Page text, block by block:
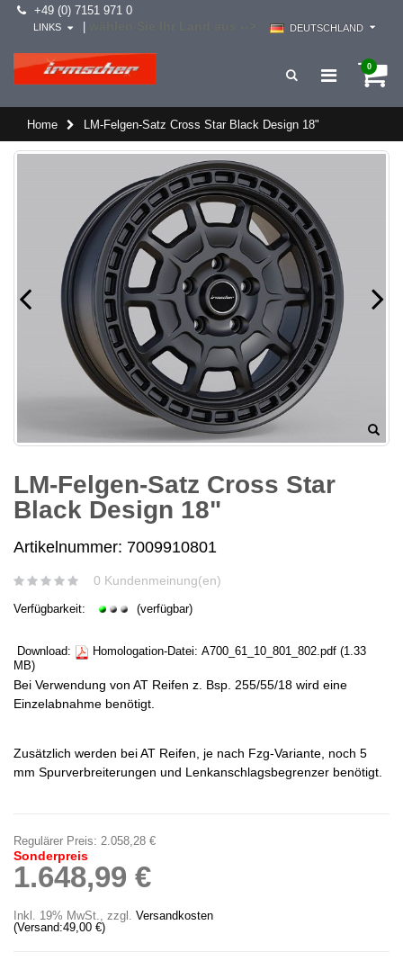
+49 (0) 7151 971 0
DEUTSCHLAND
LINKS
0
Home LM-Felgen-Satz Cross Star Black Design 18"
LM-Felgen-Satz Cross Star
Black Design 18"
Artikelnummer: 7009910801
0 Kundenmeinung(en)
Verfügbarkeit: (verfügbar)
Download: Homologation-Datei: A700_61_10_801_802.pdf (1.33
MB)
Bei Verwendung von AT Reifen z. Bsp. 255/55/18 wird eine
Einzelabnahme benötigt.
Zusätzlich werden bei AT Reifen, je nach Fzg-Variante, noch 5
mm Spurverbreiterungen und Lenkanschlagsbegrenzer benötigt.
Regulärer Preis: 2.058,28 €
Sonderpreis
1.648,99 €
Inkl. 19% MwSt., zzgl. Versandkosten
(Versand:49,00 €)